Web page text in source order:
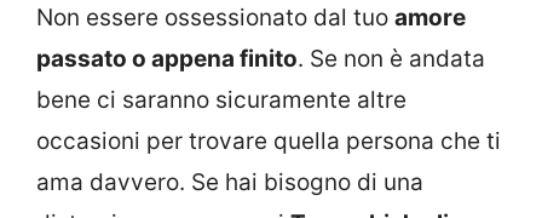
Non essere ossessionato dal tuo amore
passato o appena finito. Se non è andata
bene ci saranno sicuramente altre
occasioni per trovare quella persona che ti
ama davvero. Se hai bisogno di una